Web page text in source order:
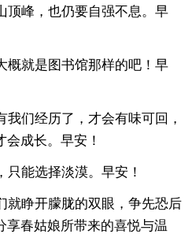
顶峰，也仍要自强不息。早
概就是图书馆那样的吧！早
我们经历了，才会有味可回，
成长。早安！
能选择淡漠。早安！
就睁开朦胧的双眼，争先恐后
享春姑娘所带来的喜悦与温